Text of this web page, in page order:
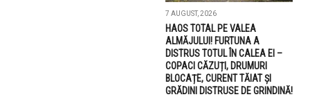
7 AUGUST, 2026
HAOS TOTAL PE VALEA
ALMĂJULUI! FURTUNA A
DISTRUS TOTUL ÎN CALEA EI –
COPACI CĂZUȚI, DRUMURI
BLOCAȚE, CURENT TĂIAT ȘI
GRĂDINI DISTRUSE DE GRINDINĂ!